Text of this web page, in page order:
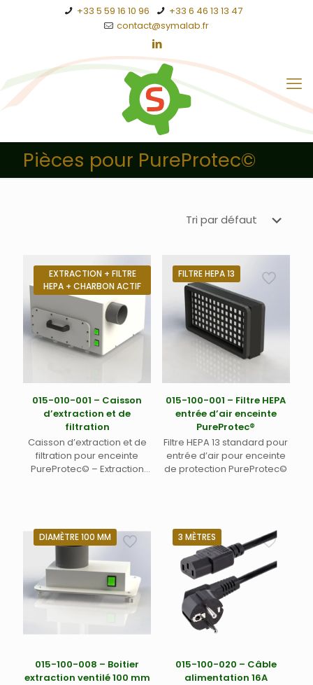
+33 5 59 16 10 96
+33 6 46 13 13 47
contact@symalab.fr
Pièces pour PureProtec©
EXTRACTION + FILTRE
HEPA + CHARBON ACTIF
015-010-001 – Caisson
d’extraction et de
filtration
Caisson d’extraction et de
filtration pour enceinte
PureProtec© – Extraction
toute enceinte PureProtec 5
de dimensions supérieures
à 550 x 500 en largeur et
profondeur. Livré avec filtre
HEPA 13 + charbon actif 300
x 300 mm et ventilateur 885
m³/h (015-100-041) –
max; 62 dB.
FILTRE HEPA 13
015-100-001 – Filtre HEPA
entrée d’air enceinte
PureProtec®
Filtre HEPA 13 standard pour
entrée d’air pour enceinte
de protection PureProtec©
DIAMÈTRE 100 MM
015-100-008 – Boitier
extraction ventilé 100 mm
3 MÈTRES
015-100-020 – Câble
alimentation 16A